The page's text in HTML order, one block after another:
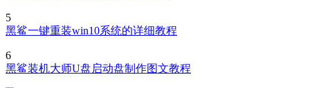
5
黑鲨一键重装win10系统的详细教程
6
黑鲨装机大师U盘启动盘制作图文教程